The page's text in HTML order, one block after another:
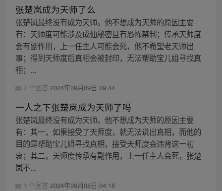
张楚岚成为天师了么
张楚岚最终没有成为天师。他不想成为天师的原因主要
有：天师度可能涉及成仙秘密且有恐怖禁制；传承天师度
会有副作用，上一任主人可能会死，他不希望老天师出
事；得到天师度后真相会被封印，无法帮助宝儿姐寻找真
相；...
1 个回答 2024年09月09日 09:44
一人之下张楚岚成为天师了吗
张楚岚最终没有成为天师。他不想成为天师的原因主要
有：其一，如果接受了天师度，就无法说出真相，而他的
目的是帮助宝儿姐寻找真相，接受天师度会违背这一初
衷；其二，天师度传承有副作用，上一任主人会死，张楚
岚不...
1 个回答 2024年09月08日 04:18